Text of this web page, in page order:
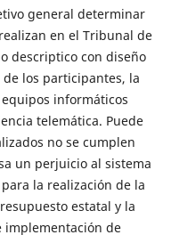
general determinar
en el Tribunal de
descriptico con diseño
los participantes, la
informáticos
telemática. Puede
no se cumplen
un perjuicio al sistema
la realización de la
estatal y la
implementación de